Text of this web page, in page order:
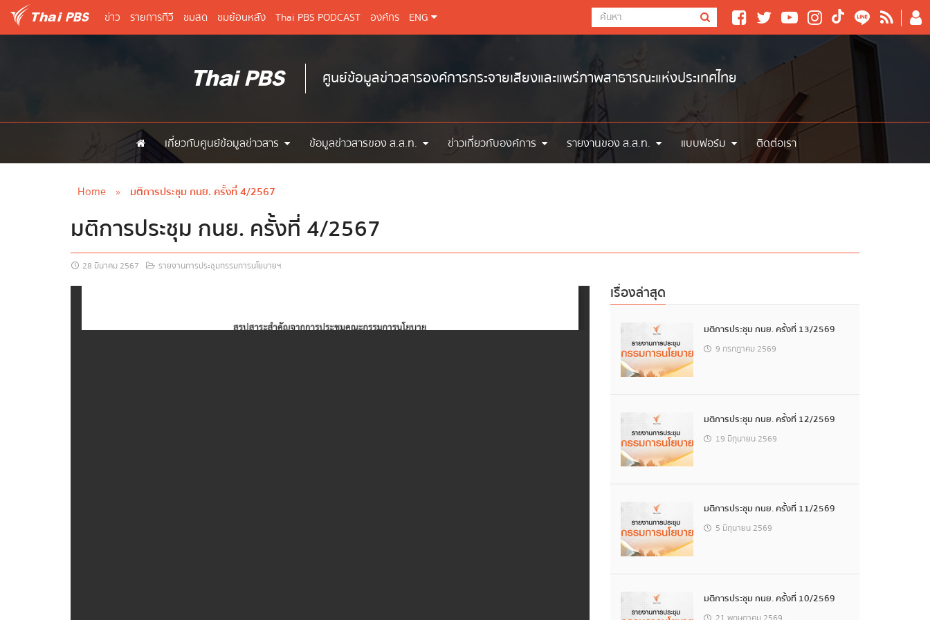
ข่าว รายการทีวี ชมสด ชมย้อนหลัง Thai PBS PODCAST องค์กร ENG
ศูนย์ข้อมูลข่าวสารองค์การกระจายเสียงและแพร่ภาพสาธารณะแห่งประเทศไทย
เกี่ยวกับศูนย์ข้อมูลข่าวสาร ข้อมูลข่าวสารของ ส.ส.ท. ข่าวเกี่ยวกับองค์การ รายงานของ ส.ส.ท. แบบฟอร์ม ติดต่อเรา
Home » มติการประชุม กนย. ครั้งที่ 4/2567
มติการประชุม กนย. ครั้งที่ 4/2567
28 มีนาคม 2567 รายงานการประชุมกรรมการนโยบายฯ
เรื่องล่าสุด
มติการประชุม กนย. ครั้งที่ 13/2569
9 กรกฎาคม 2569
มติการประชุม กนย. ครั้งที่ 12/2569
19 มิถุนายน 2569
มติการประชุม กนย. ครั้งที่ 11/2569
5 มิถุนายน 2569
มติการประชุม กนย. ครั้งที่ 10/2569